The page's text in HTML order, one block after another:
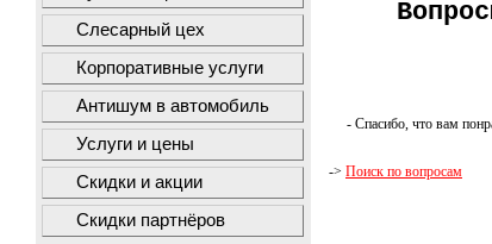
Слесарный цех
Корпоративные услуги
Антишум в автомобиль
Услуги и цены
Скидки и акции
Скидки партнёров
- Спасибо, что вам
-> Поиск по вопросам